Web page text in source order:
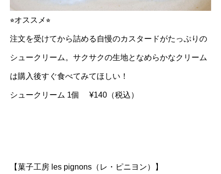
⭐︎オススメ⭐︎
注文を受けてから詰める自慢のカスタードがたっぷりの
シュークリーム。サクサクの生地となめらかなクリーム
は購入後すぐ食べてみてほしい！
シュークリーム 1個 ¥140（税込）
【菓子工房 les pignons（レ・ピニヨン）】